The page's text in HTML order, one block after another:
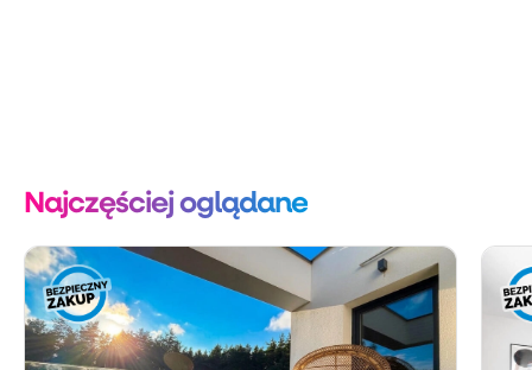
Najczęściej oglądane